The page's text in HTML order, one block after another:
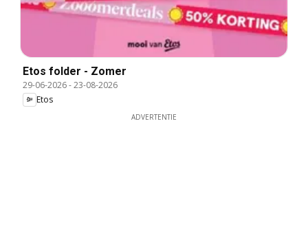
Etos folder - Zomer
29-06-2026-23-08-2026
Etos
ADVERTENTIE